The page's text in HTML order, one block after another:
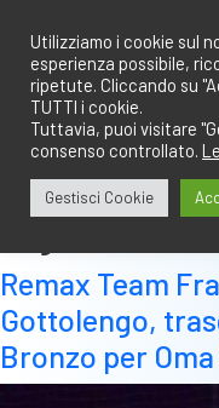
contenuto
Remax Team
Gottolengo,
Bronzo per
Utilizziamo i cookie sul
esperienza possibile,
ripetute. Cliccando su
TUTTI i cookie.
Tuttavia, puoi visitare
consenso controllato.
Gestisci Cookie